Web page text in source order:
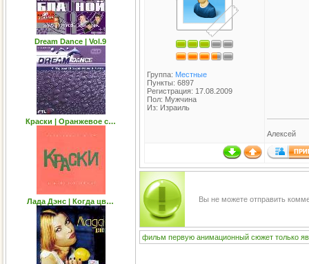
Dream Dance | Vol.9
Краски | Оранжевое с…
Лада Дэнс | Когда цв…
Группа: Местные
Пункты: 6897
Регистрация: 17.08.2009
Пол: Мужчина
Из: Израиль
Алексей
Вы не можете отправить
фильм первую анимационный сюжет только